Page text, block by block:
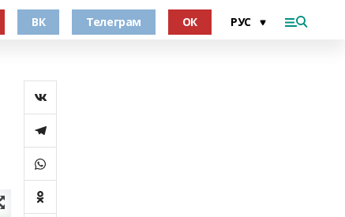
ВК Телеграм ОК